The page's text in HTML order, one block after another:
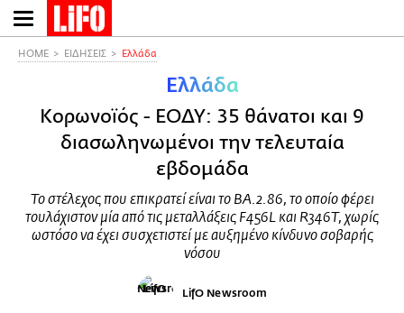
Παράκαμψη
προς
HOME ΕΙΔΗΣΕΙΣ Ελλάδα
Ελλάδα
Κορωνοϊός - ΕΟΔΥ: 35 θάνατοι και 9
διασωληνωμένοι την τελευταία
εβδομάδα
Το στέλεχος που επικρατεί είναι το ΒΑ.2.86, το οποίο φέρει
τουλάχιστον μία από τις μεταλλάξεις F456L και R346T, χωρίς
ωστόσο να έχει συσχετιστεί με αυξημένο κίνδυνο σοβαρής
νόσου
LifO Newsroom